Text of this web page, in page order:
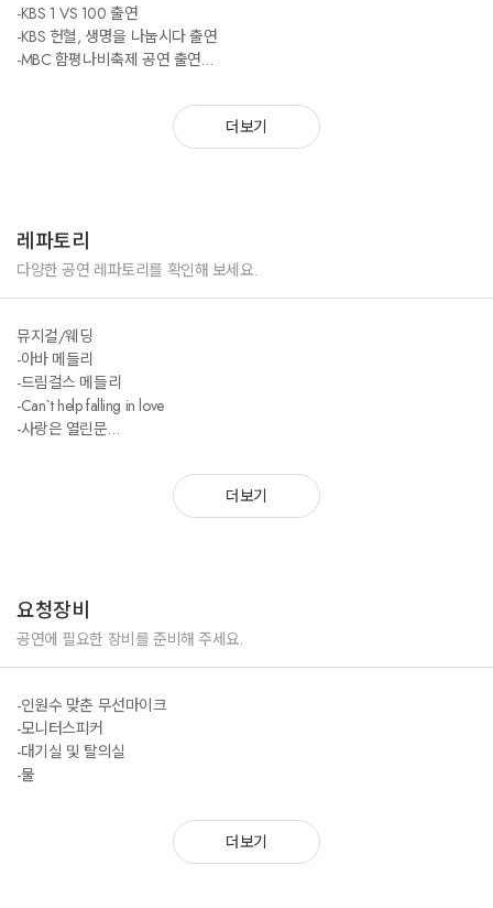
-KBS 1 VS 100 출연
-KBS 헌혈, 생명을 나눕시다 출연
-MBC 함평나비축제 공연 출연
-미국 오렌지카운티 한인축제 공연
-미국 한인교회 복음투어 공연 외 다수
-서울 시청 공연
-거제도 차없는거리 페스티벌 공연
-전남영암 군민의날
-전남영암 국화축제
-영암 왕인문화축제
-서울시 정년명예퇴임식
-인천공항 문화와 하늘을 잇다
-고궁박물관 개관10주년 기념 공연
-아모레퍼시픽 시상식 공연
-삼성화재 톡투유 공연
-한국소비자만족지수1위 시상식 공연
-제42회 관광의날 기념 공연
-거제도 레이디스 클래식 공연
더보기
레파토리
다양한 공연 레파토리를 확인해 보세요.
뮤지컬/웨딩
-아바 메들리
-드림걸스 메들리
-Can`t help falling in love
-사랑은 열린문
-사랑하면 서로를 알수가있어
-Marry you
이외 다수
7080
-바다새
-미인
-나어떡해
더보기
요청장비
공연에 필요한 장비를 준비해 주세요.
-인원수 맞춘 무선마이크
-모니터스피커
-대기실 및 탈의실
-물
더보기